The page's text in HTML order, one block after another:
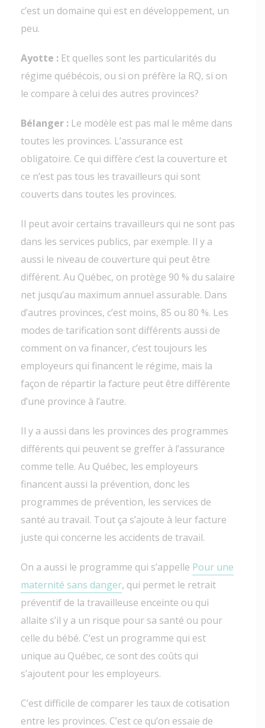
c’est un domaine qui est en développement, un
peu.
Ayotte : Et quelles sont les particularités du
régime québécois, ou si on préfère la RQ, si on
le compare à celui des autres provinces?
Bélanger : Le modèle est pas mal le même dans
toutes les provinces. L’assurance est
obligatoire. Ce qui diffère c’est la couverture et
ce n’est pas tous les travailleurs qui sont
couverts dans toutes les provinces.
Il peut avoir certains travailleurs qui ne sont pas
dans les services publics, par exemple. Il y a
aussi le niveau de couverture qui peut être
différent. Au Québec, on protège 90 % du salaire
net jusqu’au maximum annuel assurable. Dans
d’autres provinces, c’est moins, 85 ou 80 %. Les
modes de tarification sont différents aussi de
comment on va financer, c’est toujours les
employeurs qui financent le régime, mais la
façon de répartir la facture peut être différente
d’une province à l’autre.
Il y a aussi dans les provinces des programmes
différents qui peuvent se greffer à l’assurance
comme telle. Au Québec, les employeurs
financent aussi la prévention, donc les
programmes de prévention, les services de
santé au travail. Tout ça s’ajoute à leur facture
juste qui concerne les accidents de travail.
On a aussi le programme qui s’appelle Pour une
maternité sans danger, qui permet le retrait
préventif de la travailleuse enceinte ou qui
allaite s’il y a un risque pour sa santé ou pour
celle du bébé. C’est un programme qui est
unique au Québec, ce sont des coûts qui
s’ajoutent pour les employeurs.
C’est difficile de comparer les taux de cotisation
entre les provinces. C’est ce qu’on essaie de